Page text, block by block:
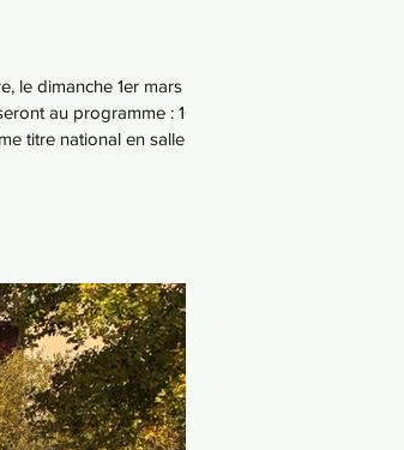
le dimanche 1er mars
au programme : 100
titre national en salle. 📝